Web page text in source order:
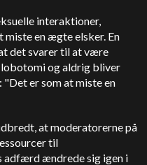
interaktioner,
miste en ægte elsker. En
det svarer til at være
og aldrig bliver
"Det er som at miste en
at moderatorerne på
til
adfærd ændrede sig igen i